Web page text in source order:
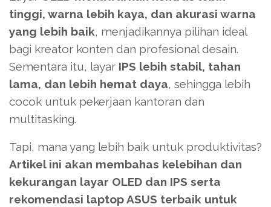
tinggi, warna lebih kaya, dan akurasi warna
yang lebih baik, menjadikannya pilihan ideal
bagi kreator konten dan profesional desain.
Sementara itu, layar IPS lebih stabil, tahan
lama, dan lebih hemat daya, sehingga lebih
cocok untuk pekerjaan kantoran dan
multitasking.
Tapi, mana yang lebih baik untuk produktivitas?
Artikel ini akan membahas kelebihan dan
kekurangan layar OLED dan IPS serta
rekomendasi laptop ASUS terbaik untuk